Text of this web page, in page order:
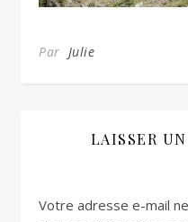
Par Julie
LAISSER
Votre adresse e-mail